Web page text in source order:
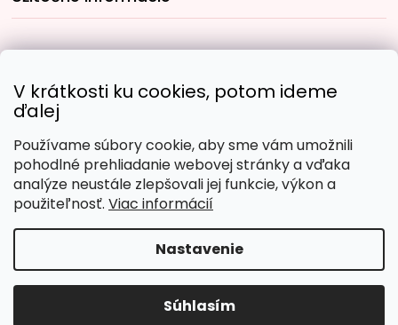
V krátkosti ku cookies, potom ideme
ďalej
Používame súbory cookie, aby sme vám umožnili
pohodlné prehliadanie webovej stránky a vďaka
analýze neustále zlepšovali jej funkcie, výkon a
použiteľnosť. Viac informácií
Nastavenie
Súhlasím
Obľúbené spôsoby platby:
Copyright 2026Malujpodlacisel.sk. Všetky práva
vyhradené.Upraviť nastavenie cookies